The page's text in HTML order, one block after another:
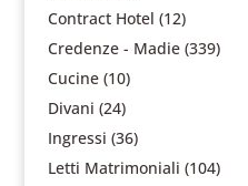
Contract Hotel (12)
Credenze - Madie (339)
Cucine (10)
Divani (24)
Ingressi (36)
Letti Matrimoniali (104)